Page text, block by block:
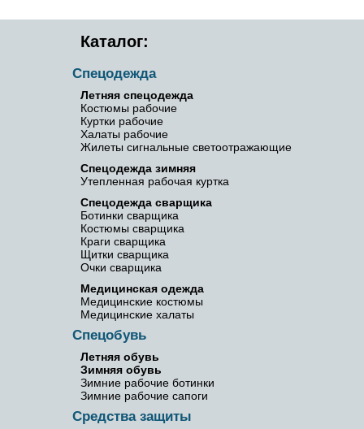
Каталог:
Спецодежда
Летняя спецодежда
Костюмы рабочие
Куртки рабочие
Халаты рабочие
Жилеты сигнальные светоотражающие
Спецодежда зимняя
Утепленная рабочая куртка
Спецодежда сварщика
Ботинки сварщика
Костюмы сварщика
Краги сварщика
Щитки сварщика
Очки сварщика
Медицинская одежда
Медицинские костюмы
Медицинские халаты
Спецобувь
Летняя обувь
Зимняя обувь
Зимние рабочие ботинки
Зимние рабочие сапоги
Средства защиты